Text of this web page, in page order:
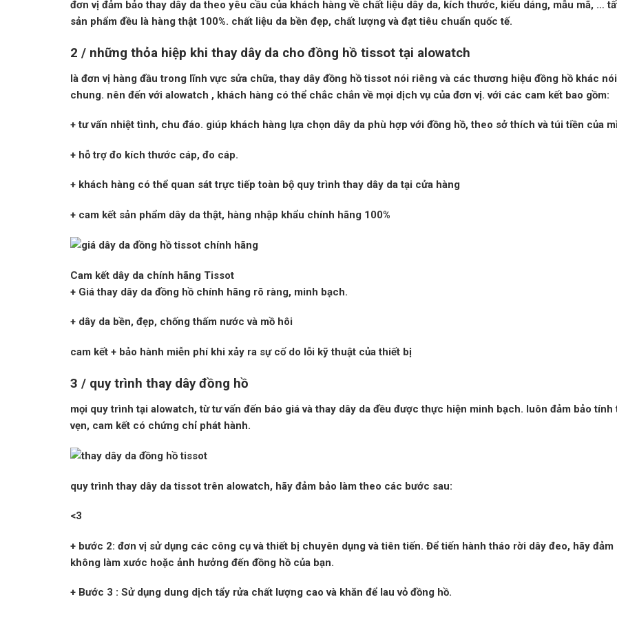
đơn vị đảm bảo thay dây da theo yêu cầu của khách hàng về chất liệu dây da, kích thước, kiểu dáng, mẫu mã, …
sản phẩm đều là hàng thật 100%. chất liệu da bền đẹp, chất lượng và đạt tiêu chuẩn quốc tế.
2 / những thỏa hiệp khi thay dây da cho đồng hồ tissot tại alowatch
là đơn vị hàng đầu trong lĩnh vực sửa chữa,thay dây đồng hồ tissot nói riêng và các thương hiệu đồng hồ khác nói
chung. nên đến với alowatch , khách hàng có thể chắc chắn về mọi dịch vụ của đơn vị. với các cam kết bao gồm:
+ tư vấn nhiệt tình, chu đáo. giúp khách hàng lựa chọn dây da phù hợp với đồng hồ, theo sở thích và túi tiền của
+ hỗ trợ đo kích thước cáp, đo cáp.
+ khách hàng có thể quan sát trực tiếp toàn bộ quy trình thay dây da tại cửa hàng
+ cam kết sản phẩm dây da thật, hàng nhập khẩu chính hãng 100%
Cam kết dây da chính hãng Tissot
+ Giá thay dây da đồng hồ chính hãng rõ ràng, minh bạch.
+ dây da bền, đẹp, chống thấm nước và mồ hôi
cam kết + bảo hành miễn phí khi xảy ra sự cố do lỗi kỹ thuật của thiết bị
3 / quy trình thay dây đồng hồ
mọi quy trình tại alowatch, từ tư vấn đến báo giá và thay dây da đều được thực hiện minh bạch. luôn đảm bảo tính
vẹn, cam kết có chứng chỉ phát hành.
quy trìnhthay dây da tissottrên alowatch, hãy đảm bảo làm theo các bước sau:
<3
+ bước 2: đơn vị sử dụng các công cụ và thiết bị chuyên dụng và tiên tiến. Để tiến hành tháo rời dây đeo, hãy đảm
không làm xước hoặc ảnh hưởng đến đồng hồ của bạn.
+ Bước 3 : Sử dụng dung dịch tẩy rửa chất lượng cao và khăn để lau vỏ đồng hồ.